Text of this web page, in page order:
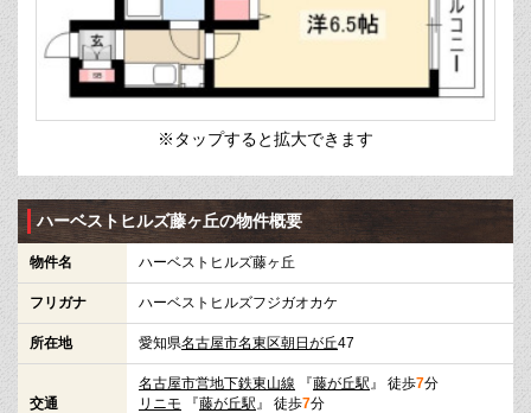
※タップすると拡大できます
ハーベストヒルズ藤ヶ丘の物件概要
物件名 ハーベストヒルズ藤ヶ丘
フリガナ ハーベストヒルズフジガオカケ
所在地 愛知県名古屋市名東区朝日が丘47
交通
名古屋市営地下鉄東山線 『藤が丘駅 』 徒歩7分
リニモ 『藤が丘駅 』 徒歩7分